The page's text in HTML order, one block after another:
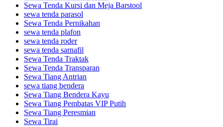
Sewa Tenda Kursi dan Meja Barstool
sewa tenda parasol
Sewa Tenda Pernikahan
sewa tenda plafon
sewa tenda roder
sewa tenda sarnafil
Sewa Tenda Traktak
Sewa Tenda Transparan
Sewa Tiang Antrian
sewa tiang bendera
Sewa Tiang Bendera Kayu
Sewa Tiang Pembatas VIP Putih
Sewa Tiang Peresmian
Sewa Tirai